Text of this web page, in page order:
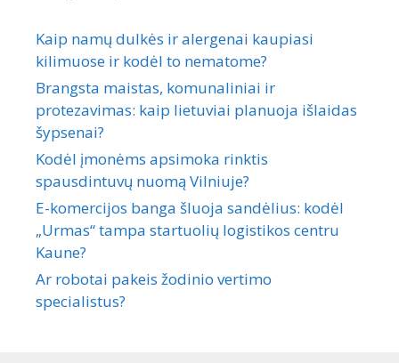
Kaip namų dulkės ir alergenai kaupiasi
kilimuose ir kodėl to nematome?
Brangsta maistas, komunaliniai ir
protezavimas: kaip lietuviai planuoja išlaidas
šypsenai?
Kodėl įmonėms apsimoka rinktis
spausdintuvų nuomą Vilniuje?
E-komercijos banga šluoja sandėlius: kodėl
„Urmas“ tampa startuolių logistikos centru
Kaune?
Ar robotai pakeis žodinio vertimo
specialistus?